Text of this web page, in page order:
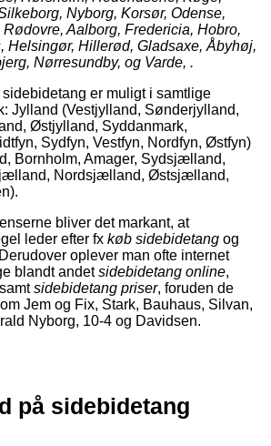
Nyborg, Korsør, Odense,
Aalborg, Fredericia, Hobro,
Helsingør, Hillerød, Gladsaxe, Åbyhøj,
Nørresundby, og Varde, .
er muligt i samtlige
Jylland (Vestjylland, Sønderjylland,
Østjylland, Syddanmark,
Sydfyn, Vestfyn, Nordfyn, Østfyn)
Bornholm, Amager, Sydsjælland,
Nordsjælland, Østsjælland,
bliver det markant, at
leder efter fx køb sidebidetang og
oplever man ofte internet
blandt andetsidebidetang online,
sidebidetang priser, foruden de
Jem og Fix, Stark, Bauhaus, Silvan,
Nyborg, 10-4 og Davidsen.
på sidebidetang